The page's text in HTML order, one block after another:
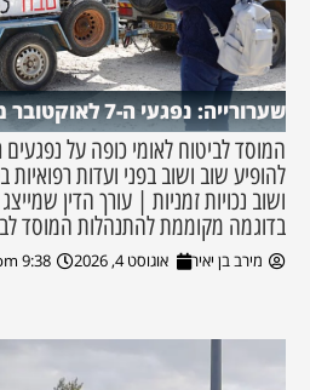
שערורייה: נפגעי ה-7 לאוקטובר ממשיכים להיפגע
להופיע שוב ושוב בפני ועדות
ושוב נכויות זמניות | עורך הדין
בדוגמה מקוממת להתנהלות המוסד
מירב בן יאיר אוגוסט 4, 2026 9:38 pm